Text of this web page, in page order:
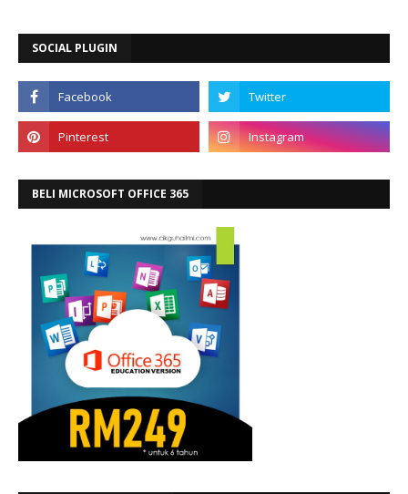
SOCIAL PLUGIN
BELI MICROSOFT OFFICE 365